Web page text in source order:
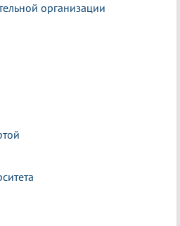
организации